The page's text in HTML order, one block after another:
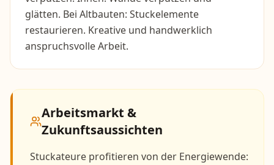
glätten. Bei Altbauten: Stuckelemente
restaurieren. Kreative und handwerklich
anspruchsvolle Arbeit.
Arbeitsmarkt &
Zukunftsaussichten
Stuckateure profitieren von der Energiewende: